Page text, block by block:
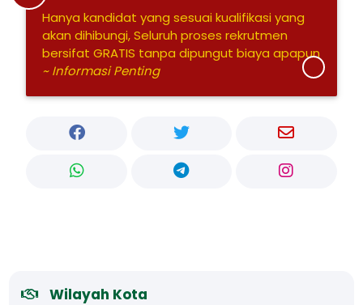
Hanya kandidat yang sesuai kualifikasi yang
akan dihibungi, Seluruh proses rekrutmen
bersifat GRATIS tanpa dipungut biaya apapun
~ Informasi Penting
Wilayah Kota